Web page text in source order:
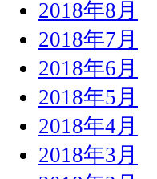
2018年8月
2018年7月
2018年6月
2018年5月
2018年4月
2018年3月